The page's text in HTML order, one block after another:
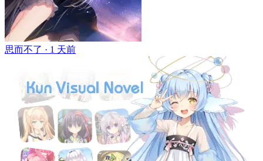
思而不了 · 1 天前